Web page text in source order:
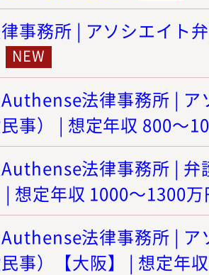
事務所 | アソシエイト
法律事務所 | ア
事） | 想定年収 800～
法律事務所 | 弁
| 想定年収 1000～1300
法律事務所 | ア
事）【大阪】 | 想定年